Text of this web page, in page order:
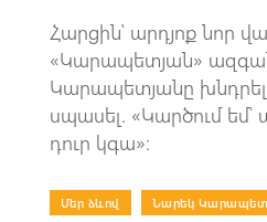
Հարցին՝ արդյոք նոր
«Կարապետյան»
Կարապետյանը
սպասել. «Կարծում
դուր կգա»։
Մեր ձևով Նարեկ